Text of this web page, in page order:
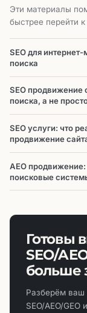
Эти материалы
быстрее перейти
SEO для
поиска
SEO продвижение
поиска, а не
SEO услуги: что
продвижение
AEO продвижение:
поисковые
Готовы
SEO/
больше
Разберём ваш
SEO/AEO/